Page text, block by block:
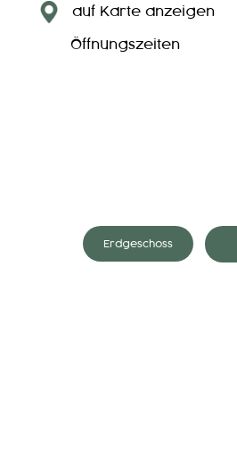
auf Karte anzeigen
Öffnungszeiten
Erdgeschoss